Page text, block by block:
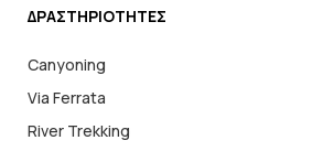
ΔΡΑΣΤΗΡΙΟΤΗΤΕΣ
Canyoning
Via Ferrata
River Trekking